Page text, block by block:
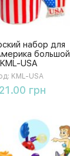
набор для
большой
KML-USA
KML-USA
грн
Купить